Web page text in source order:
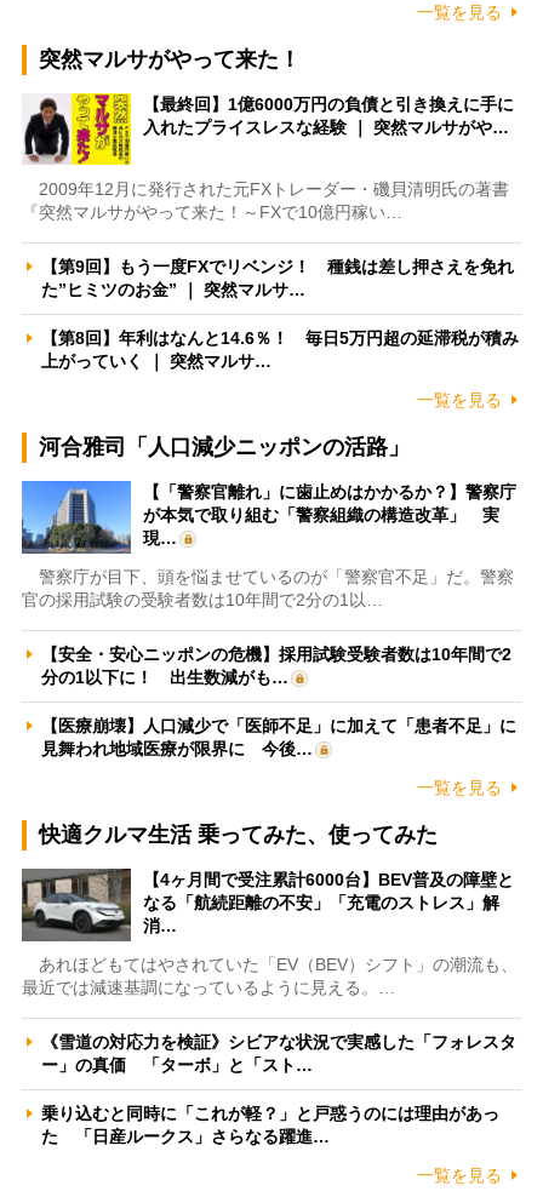
一覧を見る
突然マルサがやって来た！
【最終回】1億6000万円の負債と引き換えに手に
入れたプライスレスな経験 ｜ 突然マルサがや…
2009年12月に発行された元FXトレーダー・磯貝清明氏の著書
『突然マルサがやって来た！～FXで10億円稼い…
【第9回】もう一度FXでリベンジ！ 種銭は差し押さえを免れ
た”ヒミツのお金” ｜ 突然マルサ…
【第8回】年利はなんと14.6％！ 毎日5万円超の延滞税が積み
上がっていく ｜ 突然マルサ…
一覧を見る
河合雅司「人口減少ニッポンの活路」
【「警察官離れ」に歯止めはかかるか？】警察庁
が本気で取り組む「警察組織の構造改革」 実
現…
警察庁が目下、頭を悩ませているのが「警察官不足」だ。警察
官の採用試験の受験者数は10年間で2分の1以…
【安全・安心ニッポンの危機】採用試験受験者数は10年間で2
分の1以下に！ 出生数減がも…
【医療崩壊】人口減少で「医師不足」に加えて「患者不足」に
見舞われ地域医療が限界に 今後…
一覧を見る
快適クルマ生活 乗ってみた、使ってみた
【4ヶ月間で受注累計6000台】BEV普及の障壁と
なる「航続距離の不安」「充電のストレス」解
消…
あれほどもてはやされていた「EV（BEV）シフト」の潮流も、
最近では減速基調になっているように見える。…
《雪道の対応力を検証》シビアな状況で実感した「フォレスタ
ー」の真価 「ターボ」と「スト…
乗り込むと同時に「これが軽？」と戸惑うのには理由があっ
た 「日産ルークス」さらなる躍進…
一覧を見る